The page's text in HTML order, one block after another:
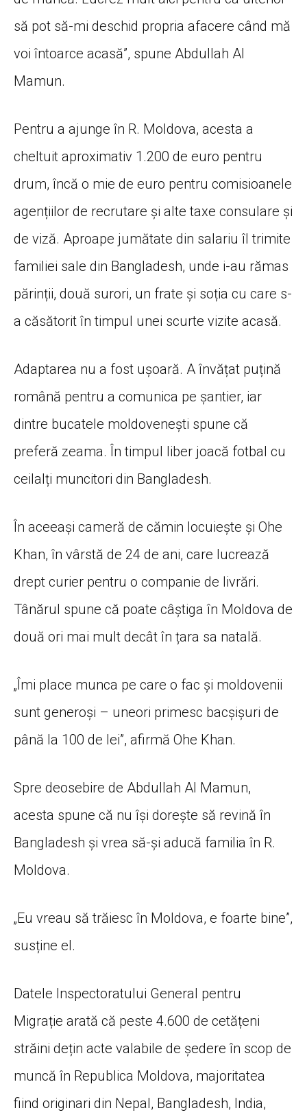
să pot să-mi deschid propria afacere când mă
voi întoarce acasă”, spune Abdullah Al
Mamun.
Pentru a ajunge în R. Moldova, acesta a
cheltuit aproximativ 1.200 de euro pentru
drum, încă o mie de euro pentru comisioanele
agențiilor de recrutare și alte taxe consulare și
de viză. Aproape jumătate din salariu îl trimite
familiei sale din Bangladesh, unde i-au rămas
părinții, două surori, un frate și soția cu care s-
a căsătorit în timpul unei scurte vizite acasă.
Adaptarea nu a fost ușoară. A învățat puțină
română pentru a comunica pe șantier, iar
dintre bucatele moldovenești spune că
preferă zeama. În timpul liber joacă fotbal cu
ceilalți muncitori din Bangladesh.
În aceeași cameră de cămin locuiește și Ohe
Khan, în vârstă de 24 de ani, care lucrează
drept curier pentru o companie de livrări.
Tânărul spune că poate câștiga în Moldova de
două ori mai mult decât în țara sa natală.
„Îmi place munca pe care o fac și moldovenii
sunt generoși – uneori primesc bacșișuri de
până la 100 de lei”, afirmă Ohe Khan.
Spre deosebire de Abdullah Al Mamun,
acesta spune că nu își dorește să revină în
Bangladesh și vrea să-și aducă familia în R.
Moldova.
„Eu vreau să trăiesc în Moldova, e foarte bine”,
susține el.
Datele Inspectoratului General pentru
Migrație arată că peste 4.600 de cetățeni
străini dețin acte valabile de ședere în scop de
muncă în Republica Moldova, majoritatea
fiind originari din Nepal, Bangladesh, India,